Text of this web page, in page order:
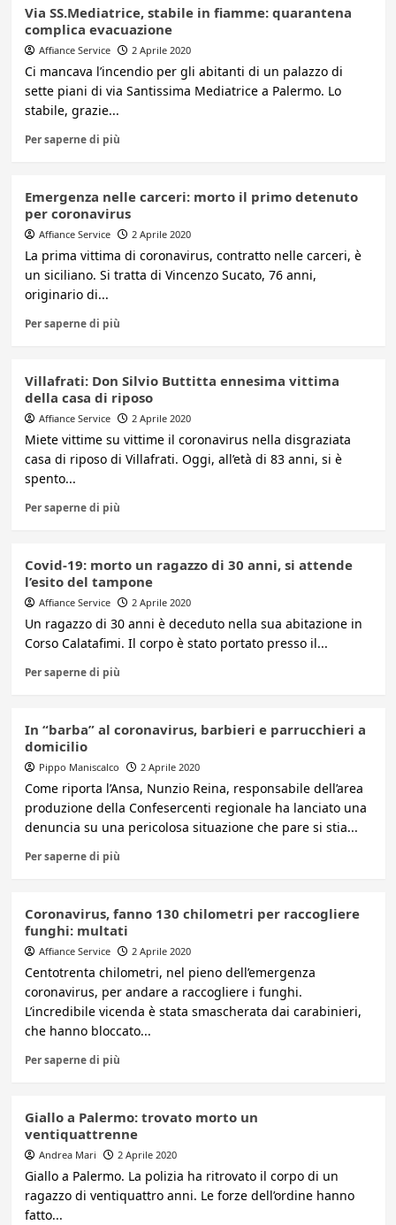
Via SS.Mediatrice, stabile in fiamme: quarantena
complica evacuazione
Affiance Service 2 Aprile 2020
Ci mancava l’incendio per gli abitanti di un palazzo di
sette piani di via Santissima Mediatrice a Palermo. Lo
stabile, grazie...
Per saperne di più
Emergenza nelle carceri: morto il primo detenuto
per coronavirus
Affiance Service 2 Aprile 2020
La prima vittima di coronavirus, contratto nelle carceri, è
un siciliano. Si tratta di Vincenzo Sucato, 76 anni,
originario di...
Per saperne di più
Villafrati: Don Silvio Buttitta ennesima vittima
della casa di riposo
Affiance Service 2 Aprile 2020
Miete vittime su vittime il coronavirus nella disgraziata
casa di riposo di Villafrati. Oggi, all’età di 83 anni, si è
spento...
Per saperne di più
Covid-19: morto un ragazzo di 30 anni, si attende
l’esito del tampone
Affiance Service 2 Aprile 2020
Un ragazzo di 30 anni è deceduto nella sua abitazione in
Corso Calatafimi. Il corpo è stato portato presso il...
Per saperne di più
In “barba” al coronavirus, barbieri e parrucchieri a
domicilio
Pippo Maniscalco 2 Aprile 2020
Come riporta l’Ansa, Nunzio Reina, responsabile dell’area
produzione della Confesercenti regionale ha lanciato una
denuncia su una pericolosa situazione che pare si stia...
Per saperne di più
Coronavirus, fanno 130 chilometri per raccogliere
funghi: multati
Affiance Service 2 Aprile 2020
Centotrenta chilometri, nel pieno dell’emergenza
coronavirus, per andare a raccogliere i funghi.
L’incredibile vicenda è stata smascherata dai carabinieri,
che hanno bloccato...
Per saperne di più
Giallo a Palermo: trovato morto un
ventiquattrenne
Andrea Mari 2 Aprile 2020
Giallo a Palermo. La polizia ha ritrovato il corpo di un
ragazzo di ventiquattro anni. Le forze dell’ordine hanno
fatto...